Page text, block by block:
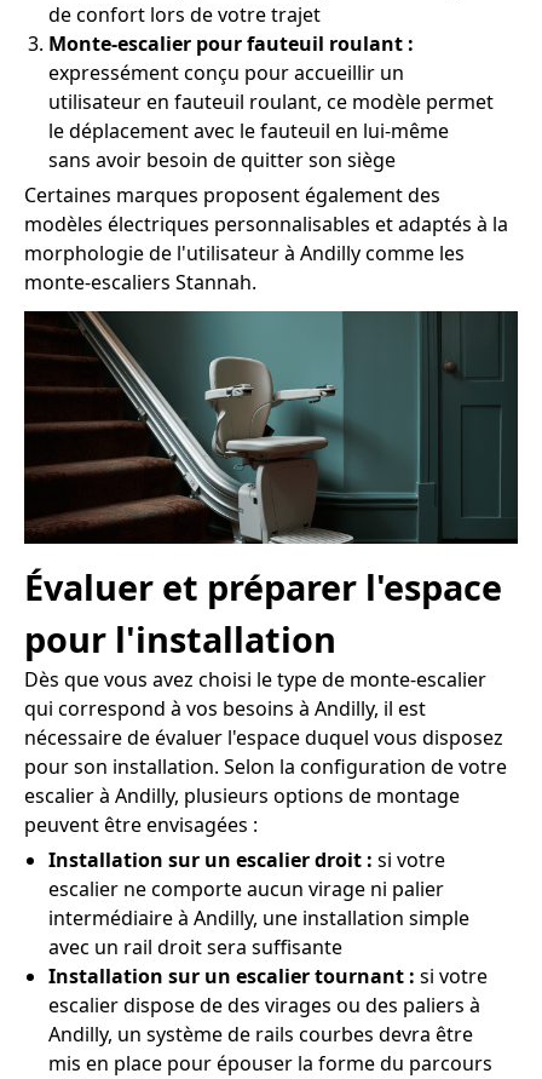
de confort lors de votre trajet
Monte-escalier pour fauteuil roulant :
expressément conçu pour accueillir un
utilisateur en fauteuil roulant, ce modèle permet
le déplacement avec le fauteuil en lui-même
sans avoir besoin de quitter son siège
Certaines marques proposent également des
modèles électriques personnalisables et adaptés à la
morphologie de l'utilisateur à Andilly comme les
monte-escaliers Stannah.
Évaluer et préparer l'espace
pour l'installation
Dès que vous avez choisi le type de monte-escalier
qui correspond à vos besoins à Andilly, il est
nécessaire de évaluer l'espace duquel vous disposez
pour son installation. Selon la configuration de votre
escalier à Andilly, plusieurs options de montage
peuvent être envisagées :
Installation sur un escalier droit : si votre
escalier ne comporte aucun virage ni palier
intermédiaire à Andilly, une installation simple
avec un rail droit sera suffisante
Installation sur un escalier tournant : si votre
escalier dispose de des virages ou des paliers à
Andilly, un système de rails courbes devra être
mis en place pour épouser la forme du parcours